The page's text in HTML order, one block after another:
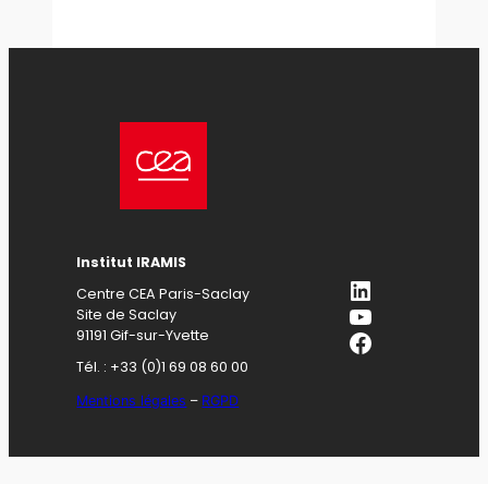
Institut IRAMIS
Centre CEA Paris-Saclay
Site de Saclay
91191 Gif-sur-Yvette
Tél. : +33 (0)1 69 08 60 00
Mentions légales – RGPD
LinkedIn
YouTube
Facebook